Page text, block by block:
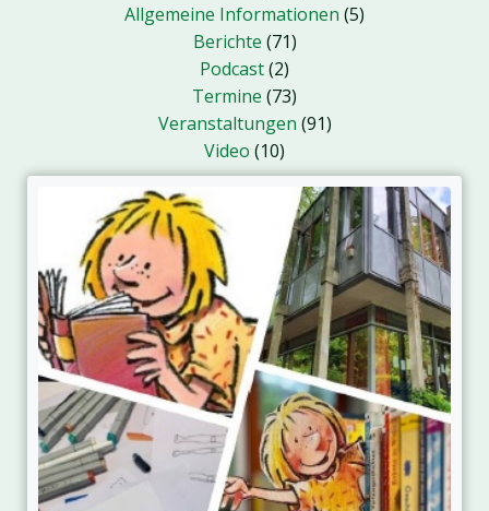
Allgemeine Informationen (5)
Berichte (71)
Podcast(2)
Termine (73)
Veranstaltungen (91)
Video (10)